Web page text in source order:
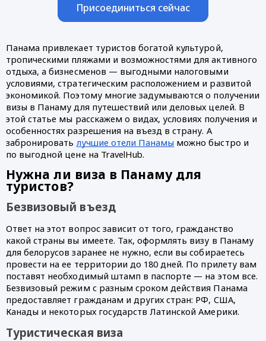
Присоединиться сейчас
Панама привлекает туристов богатой культурой,
тропическими пляжами и возможностями для активного
отдыха, а бизнесменов — выгодными налоговыми
условиями, стратегическим расположением и развитой
экономикой. Поэтому многие задумываются о получении
визы в Панаму для путешествий или деловых целей. В
этой статье мы расскажем о видах, условиях получения и
особенностях разрешения на въезд в страну. А
забронировать лучшие отели Панамы можно быстро и
по выгодной цене на TravelHub.
Нужна ли виза в Панаму для
туристов?
Безвизовый въезд
Ответ на этот вопрос зависит от того, гражданство
какой страны вы имеете. Так, оформлять визу в Панаму
для белорусов заранее не нужно, если вы собираетесь
провести на ее территории до 180 дней. По прилету вам
поставят необходимый штамп в паспорте — на этом все.
Безвизовый режим с разным сроком действия Панама
предоставляет гражданам и других стран: РФ, США,
Канады и некоторых государств Латинской Америки.
Туристическая виза